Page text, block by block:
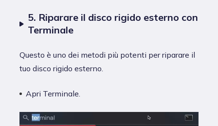
5. Riparare il disco rigido esterno con
Terminale
Questo è uno dei metodi più potenti per riparare il
tuo disco rigido esterno.
Apri Terminale.